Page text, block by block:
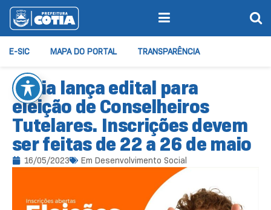
E-SIC MAPA DO PORTAL TRANSPARÊNCIA
Cotia lança edital para
eleição de Conselheiros
Tutelares. Inscrições devem
ser feitas de 22 a 26 de maio
16/05/2023 Em Desenvolvimento Social